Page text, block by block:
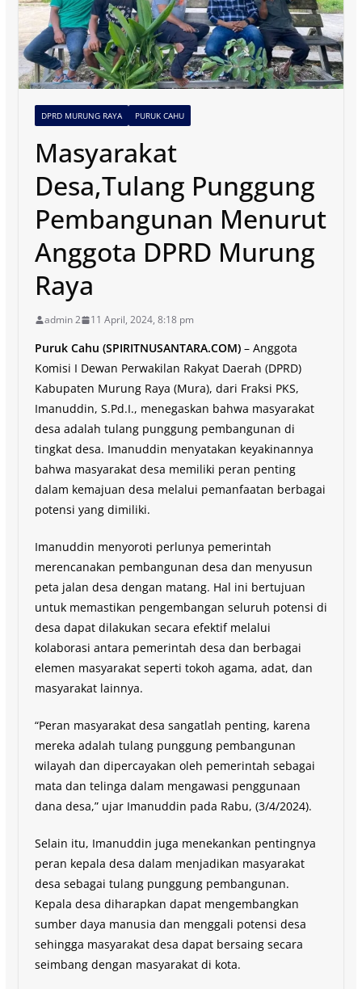
DPRD MURUNG RAYA PURUK CAHU
Masyarakat
Desa,Tulang Punggung
Pembangunan Menurut
Anggota DPRD Murung
Raya
admin 2 11 April, 2024, 8:18 pm
Puruk Cahu (SPIRITNUSANTARA.COM)– Anggota
Komisi I Dewan Perwakilan Rakyat Daerah (DPRD)
Kabupaten Murung Raya (Mura), dari Fraksi PKS,
Imanuddin, S.Pd.I., menegaskan bahwa masyarakat
desa adalah tulang punggung pembangunan di
tingkat desa. Imanuddin menyatakan keyakinannya
bahwa masyarakat desa memiliki peran penting
dalam kemajuan desa melalui pemanfaatan berbagai
potensi yang dimiliki.
Imanuddin menyoroti perlunya pemerintah
merencanakan pembangunan desa dan menyusun
peta jalan desa dengan matang. Hal ini bertujuan
untuk memastikan pengembangan seluruh potensi di
desa dapat dilakukan secara efektif melalui
kolaborasi antara pemerintah desa dan berbagai
elemen masyarakat seperti tokoh agama, adat, dan
masyarakat lainnya.
“Peran masyarakat desa sangatlah penting, karena
mereka adalah tulang punggung pembangunan
wilayah dan dipercayakan oleh pemerintah sebagai
mata dan telinga dalam mengawasi penggunaan
dana desa,” ujar Imanuddin pada Rabu, (3/4/2024).
Selain itu, Imanuddin juga menekankan pentingnya
peran kepala desa dalam menjadikan masyarakat
desa sebagai tulang punggung pembangunan.
Kepala desa diharapkan dapat mengembangkan
sumber daya manusia dan menggali potensi desa
sehingga masyarakat desa dapat bersaing secara
seimbang dengan masyarakat di kota.